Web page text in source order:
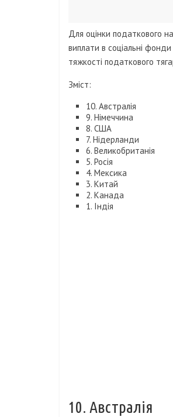
Для оцінки податкового
виплати в соціальні
тяжкості податкового
Зміст:
10. Австралія
9. Німеччина
8. США
7. Нідерланди
6. Великобританія
5. Росія
4. Мексика
3. Китай
2. Канада
1. Індія
10. Австралія